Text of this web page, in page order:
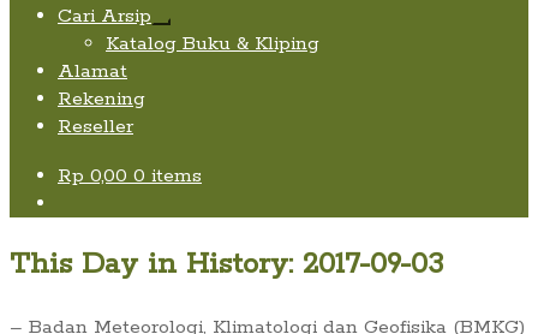
Cari Arsip
Expand
child
Katalog Buku & Kliping
Alamat
Rekening
Reseller
Rp 0,00 0 items
This Day in History: 2017-09-03
– Badan Meteorologi, Klimatologi dan Geofisika (BMKG)